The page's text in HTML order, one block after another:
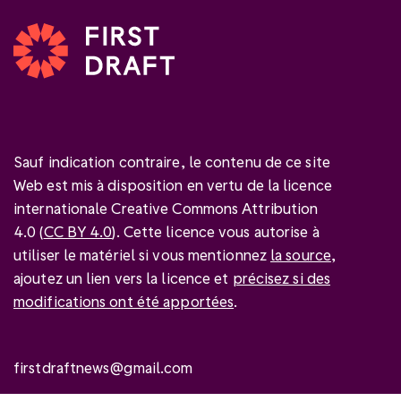
Sauf indication contraire, le contenu de ce site
Web est mis à disposition en vertu de la licence
internationale Creative Commons Attribution
4.0 (CC BY 4.0). Cette licence vous autorise à
utiliser le matériel si vous mentionnez la source,
ajoutez un lien vers la licence et précisez si des
modifications ont été apportées.
firstdraftnews@gmail.com